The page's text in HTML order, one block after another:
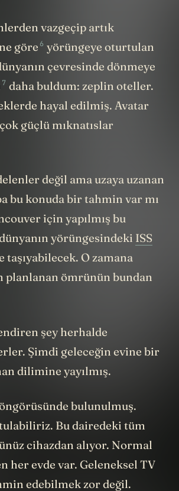
vazgeçip artık
göre 6 yörüngeye oturtulan
çevresinde dönmeye
7 daha buldum: zeplin oteller.
hayal edilmiş. Avatar
güçlü mıknatıslar
değil ama uzaya uzanan
bu konuda bir tahmin var mı
için yapılmış bu
yörüngesindeki ISS
O zamana
planlanan ömrünün bundan
şey herhalde
Şimdi geleceğin evine bir
dilimine yayılmış.
bulunulmuş.
Bu dairedeki tüm
cihazdan alıyor. Normal
her evde var. Geleneksel TV
edebilmek zor değil.